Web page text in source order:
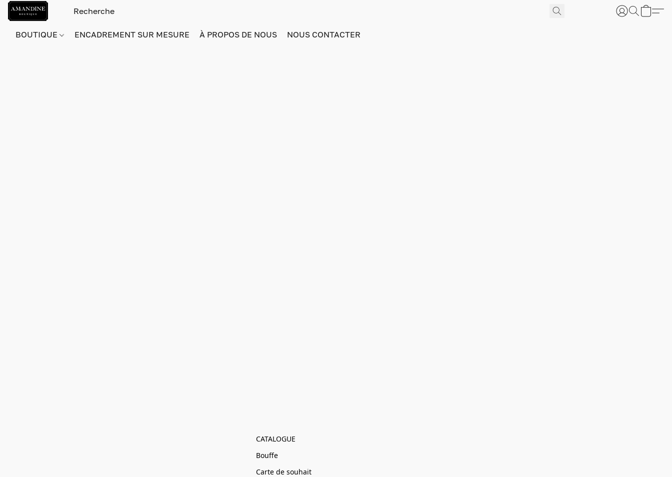
BOUTIQUE ENCADREMENT SUR MESURE À PROPOS DE NOUS NOUS CONTACTER
CATALOGUE
Bouffe
Carte de souhait